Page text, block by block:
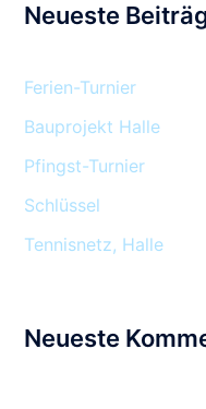
Neueste
Ferien-Turnier
Bauprojekt Halle
Pfingst-Turnier
Schlüssel
Tennisnetz, Halle
Neueste